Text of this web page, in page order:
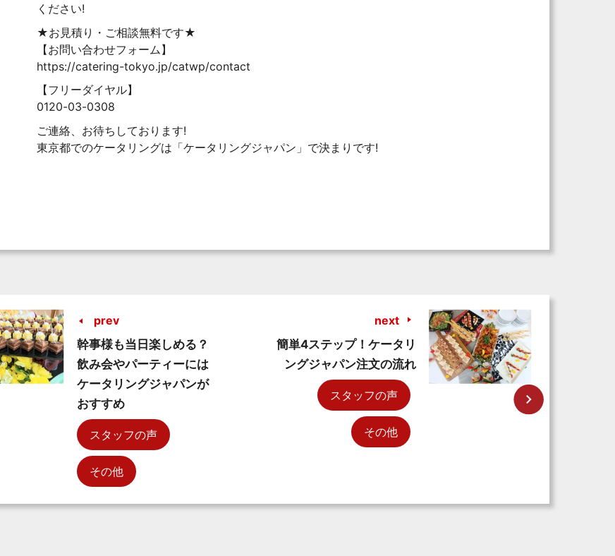
ください!
★お見積り・ご相談無料です★
【お問い合わせフォーム】
https://catering-tokyo.jp/catwp/contact
【フリーダイヤル】
0120-03-0308
ご連絡、お待ちしております!
東京都でのケータリングは「ケータリングジャパン」で決まりです!
prev
幹事様も当日楽しめる？
飲み会やパーティーには
ケータリングジャパンが
おすすめ
スタッフの声
その他
next
簡単4ステップ！ケータリ
ングジャパン注文の流れ
スタッフの声
その他